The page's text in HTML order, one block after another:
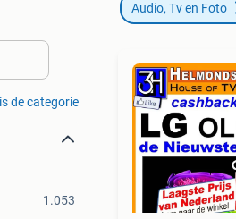
de categorie
1.053
Audio, Tv en Foto